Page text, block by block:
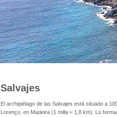
Salvajes
El archipiélago de las Salvajes está situado a
Lorenço, en Madeira (1 milla = 1,8 km). Lo